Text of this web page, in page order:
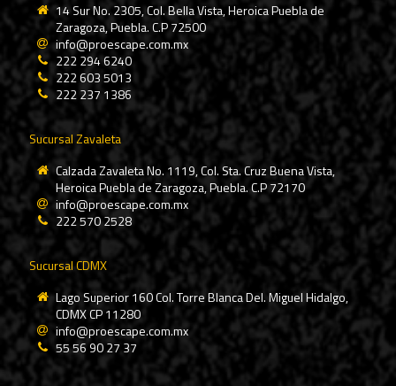
14 Sur No. 2305, Col. Bella Vista, Heroica Puebla de
Zaragoza, Puebla. C.P 72500
info@proescape.com.mx
222 294 6240
222 603 5013
222 237 1386
Sucursal Zavaleta
Calzada Zavaleta No. 1119, Col. Sta. Cruz Buena Vista,
Heroica Puebla de Zaragoza, Puebla. C.P 72170
info@proescape.com.mx
222 570 2528
Sucursal CDMX
Lago Superior 160 Col. Torre Blanca Del. Miguel Hidalgo,
CDMX CP 11280
info@proescape.com.mx
55 56 90 27 37